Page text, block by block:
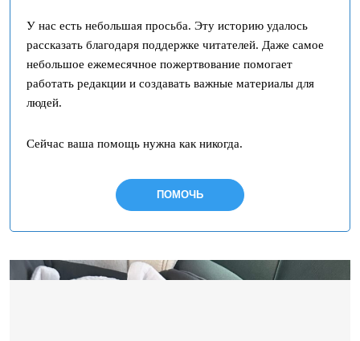
У нас есть небольшая просьба. Эту историю удалось
рассказать благодаря поддержке читателей. Даже самое
небольшое ежемесячное пожертвование помогает
работать редакции и создавать важные материалы для
людей.
Сейчас ваша помощь нужна как никогда.
ПОМОЧЬ